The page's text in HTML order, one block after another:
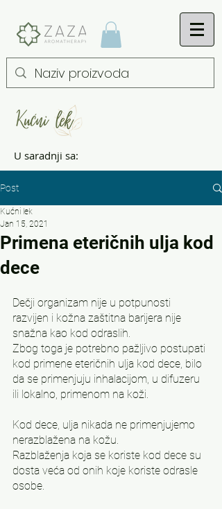
U saradnji sa:
Post
Primena eteričnih ulja kod
dece
Kućni lek
Jan 15, 2021
Dečji organizam nije u potpunosti
razvijen i kožna zaštitna barijera nije
snažna kao kod odraslih.
Zbog toga je potrebno pažljivo postupati
kod primene eteričnih ulja kod dece, bilo
da se primenjuju inhalacijom, u difuzeru
ili lokalno, primenom na koži.
Kod dece, ulja nikada ne primenjujemo
nerazblažena na kožu.
Razblaženja koja se koriste kod dece su
dosta veća od onih koje koriste odrasle
osobe.